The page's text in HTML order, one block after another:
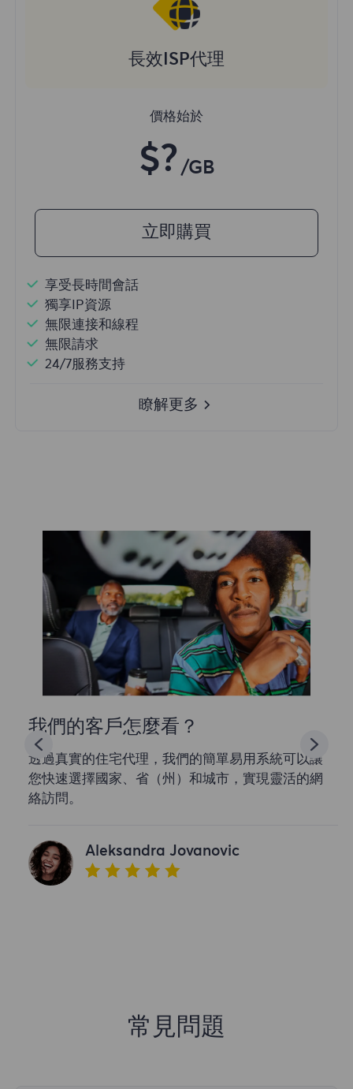
長效ISP代理
價格始於
$? /GB
立即購買
享受長時間會話
獨享IP資源
無限連接和線程
無限請求
24/7服務支持
瞭解更多
我們的客戶怎麼看？
透過真實的住宅代理，我們的簡單易用系統可以讓
您快速選擇國家、省（州）和城市，實現靈活的網
絡訪問。
Aleksandra Jovanovic
常見問題